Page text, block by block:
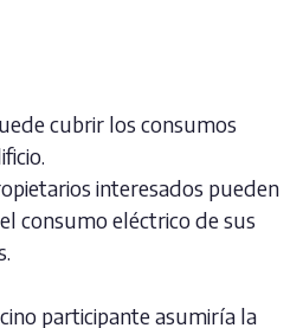
cubrir los consumos
interesados pueden
consumo eléctrico de sus
participante asumiría la